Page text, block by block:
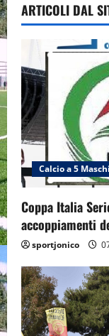
ARTICOLI DAL
Calcio a 5
Coppa Italia
accoppiamenti
sportjonico